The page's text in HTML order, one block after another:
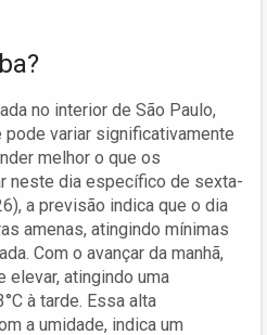
no interior de São Paulo,
variar significativamente
melhor o que os
neste dia específico de sexta-
a previsão indica que o dia
amenas, atingindo mínimas
Com o avançar da manhã,
atingindo uma
à tarde. Essa alta
a umidade, indica um